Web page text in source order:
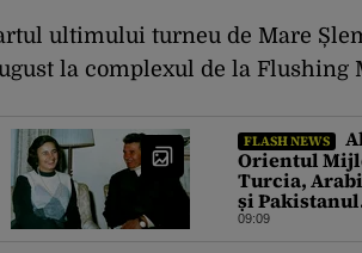
ultimului turneu de Mare
la complexul de la Flushing
FLASH NEWS
Orientul
Turcia,
și Pakistanul
semnează
09:09